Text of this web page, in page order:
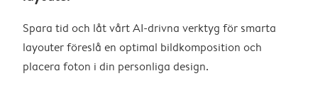
Spara tid och låt vårt AI-drivna verktyg för smarta
layouter föreslå en optimal bildkomposition och
placera foton i din personliga design.